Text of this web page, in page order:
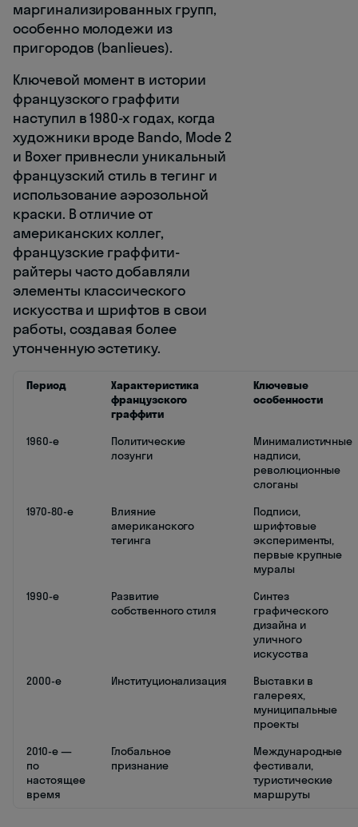
маргинализированных групп,
особенно молодежи из
пригородов (banlieues).
Ключевой момент в истории
французского граффити
наступил в 1980-х годах, когда
художники вроде Bando, Mode 2
и Boxer привнесли уникальный
французский стиль в тегинг и
использование аэрозольной
краски. В отличие от
американских коллег,
французские граффити-
райтеры часто добавляли
элементы классического
искусства и шрифтов в свои
работы, создавая более
утонченную эстетику.
Период
Характеристика
французского
граффити
Ключевые
особенности
1960-е
Политические
лозунги
Минималистичные
надписи,
революционные
слоганы
1970-80-е
Влияние
американского
тегинга
Подписи,
шрифтовые
эксперименты,
первые крупные
муралы
1990-е
Развитие
собственного стиля
Синтез
графического
дизайна и
уличного
искусства
2000-е
Институционализация
Выставки в
галереях,
муниципальные
проекты
2010-е —
по
настоящее
время
Глобальное
признание
Международные
фестивали,
туристические
маршруты